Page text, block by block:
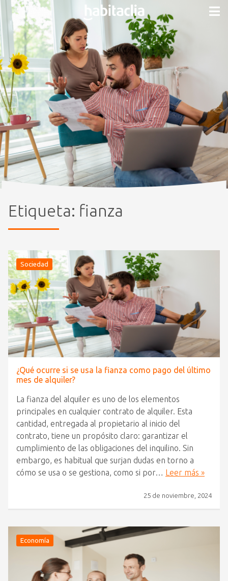
Etiqueta: fianza
Sociedad
¿Qué ocurre si se usa la fianza como pago del último
mes de alquiler?
La fianza del alquiler es uno de los elementos
principales en cualquier contrato de alquiler. Esta
cantidad, entregada al propietario al inicio del
contrato, tiene un propósito claro: garantizar el
cumplimiento de las obligaciones del inquilino. Sin
embargo, es habitual que surjan dudas en torno a
cómo se usa o se gestiona, como si por… Leer más »
25 de noviembre, 2024
Economía